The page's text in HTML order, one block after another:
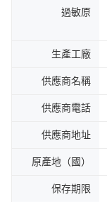
過敏原
生產工廠
供應商名稱
供應商電話
供應商地址
原產地（國）
保存期限